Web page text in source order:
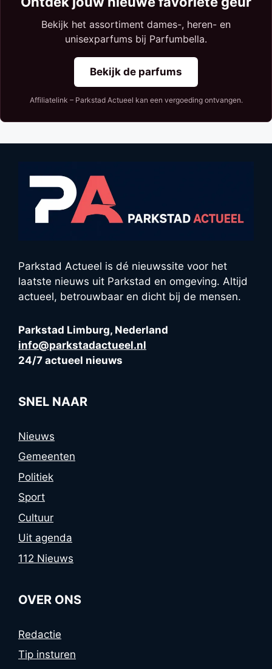
Bekijk het assortiment dames-, heren- en
unisexparfums bij Parfumbella.
Bekijk de parfums
Affiliatelink – Parkstad Actueel kan een vergoeding ontvangen.
Parkstad Actueel is dé nieuwssite voor het
laatste nieuws uit Parkstad en omgeving. Altijd
actueel, betrouwbaar en dicht bij de mensen.
Parkstad Limburg, Nederland
info@parkstadactueel.nl
24/7 actueel nieuws
SNEL NAAR
Nieuws
Gemeenten
Politiek
Sport
Cultuur
Uit agenda
112 Nieuws
OVER ONS
Redactie
Tip insturen